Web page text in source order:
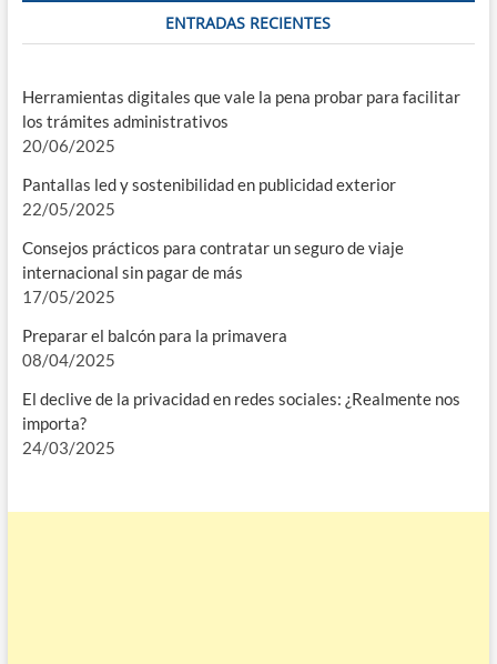
ENTRADAS RECIENTES
Herramientas digitales que vale la pena probar para facilitar
los trámites administrativos
20/06/2025
Pantallas led y sostenibilidad en publicidad exterior
22/05/2025
Consejos prácticos para contratar un seguro de viaje
internacional sin pagar de más
17/05/2025
Preparar el balcón para la primavera
08/04/2025
El declive de la privacidad en redes sociales: ¿Realmente nos
importa?
24/03/2025